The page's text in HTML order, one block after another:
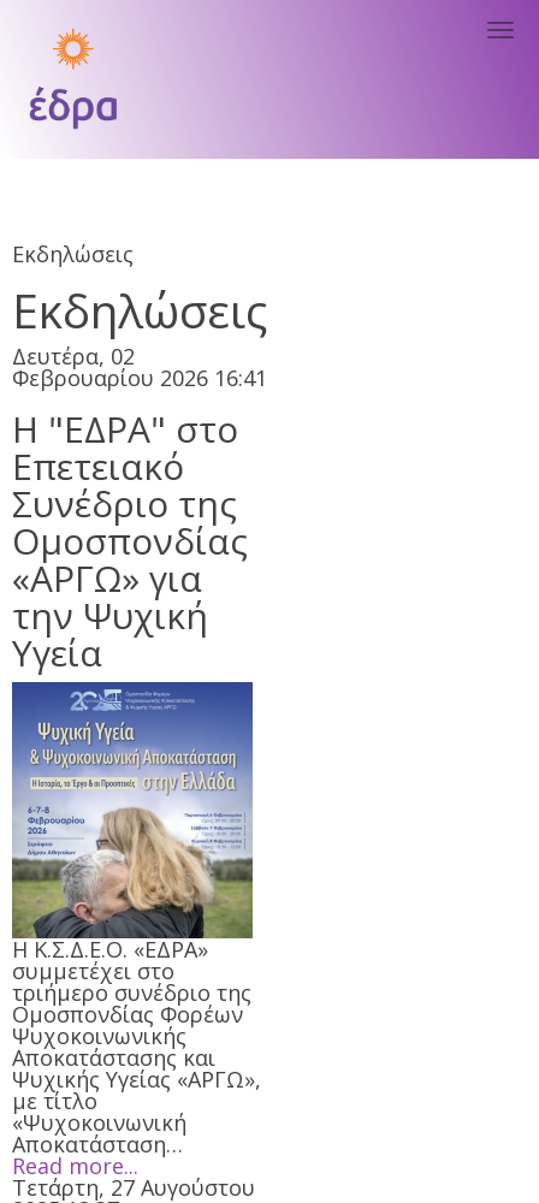
Εκδηλώσεις
Εκδηλώσεις
Δευτέρα, 02
Φεβρουαρίου 2026 16:41
H "ΕΔΡΑ" στο
Επετειακό
Συνέδριο της
Ομοσπονδίας
«ΑΡΓΩ» για
την Ψυχική
Υγεία
Η Κ.Σ.Δ.Ε.Ο. «ΕΔΡΑ»
συμμετέχει στο
τριήμερο συνέδριο της
Ομοσπονδίας Φορέων
Ψυχοκοινωνικής
Αποκατάστασης και
Ψυχικής Υγείας «ΑΡΓΩ»,
με τίτλο
«Ψυχοκοινωνική
Αποκατάσταση…
Read more...
Τετάρτη, 27 Αυγούστου